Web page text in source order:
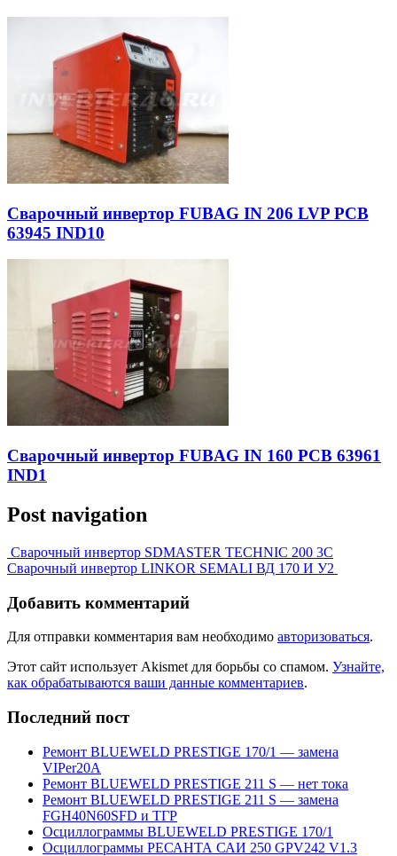
Сварочный инвертор FUBAG IN 206 LVP PCB
63945 IND10
Сварочный инвертор FUBAG IN 160 PCB 63961
IND1
Post navigation
Сварочный инвертор SDMASTER TECHNIC 200 3C
Сварочный инвертор LINKOR SEMALI ВД 170 И У2
Добавить комментарий
Для отправки комментария вам необходимо авторизоваться.
Этот сайт использует Akismet для борьбы со спамом. Узнайте,
как обрабатываются ваши данные комментариев.
Последний пост
Ремонт BLUEWELD PRESTIGE 170/1 — замена
VIPer20A
Ремонт BLUEWELD PRESTIGE 211 S — нет тока
Ремонт BLUEWELD PRESTIGE 211 S — замена
FGH40N60SFD и ТГР
Осциллограммы BLUEWELD PRESTIGE 170/1
Осциллограммы РЕСАНТА САИ 250 GPV242 V1.3